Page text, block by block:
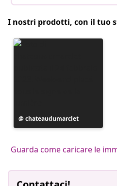
I nostri prodotti, con il tuo
Post
pubblicato
chateaudumarclet
Guarda come caricare le